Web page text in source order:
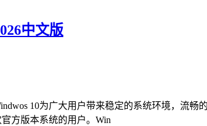
中文版
10为广大用户带来稳定的系统环境，流
方版本系统的用户。Win